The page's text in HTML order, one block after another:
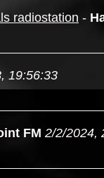
radiostation -
19:56:33
FM 2/2/2024,